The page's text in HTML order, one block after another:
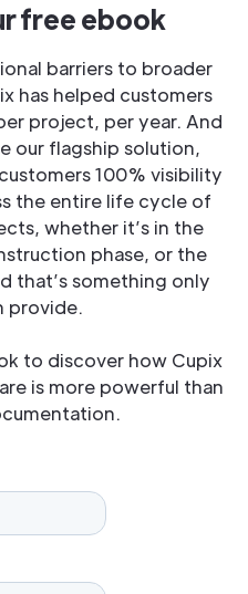
free ebook
barriers to broader
has helped customers
project, per year. And
our flagship solution,
100% visibility
the entire life cycle of
whether it’s in the
phase, or the
that’s something only
provide.
to discover how Cupix
is more powerful than